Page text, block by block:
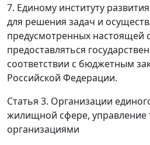
7. Единому институту
для решения задач и
предусмотренных настоящей
предоставляться
соответствии с бюджетным
Российской Федерации.
Статья 3. Организации
жилищной сфере, управление
организациями